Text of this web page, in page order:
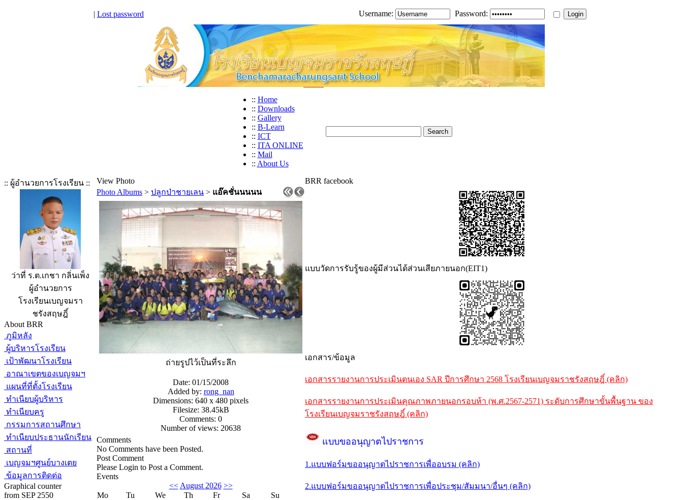
| Lost password Username: Password:
:: Home
:: Downloads
:: Gallery
:: B-Learn
:: ICT
:: ITA ONLINE
:: Mail
:: About Us
:: ผู้อำนวยการโรงเรียน ::
ว่าที่ ร.ต.เกชา กลิ่นเพ็ง
ผู้อำนวยการ
โรงเรียนเบญจมรา
ชรังสฤษฎิ์
About BRR
ภูมิหลัง
ผู้บริหารโรงเรียน
เป้าพัฒนาโรงเรียน
อาณาเขตของเบญจมฯ
แผนที่ที่ตั้งโรงเรียน
ทำเนียบผู้บริหาร
ทำเนียบครู
กรรมการสถานศึกษา
ทำเนียบประธานนักเรียน
สถานที่
เบญจมฯศูนย์บางเตย
ข้อมูลการติดต่อ
Graphical counter
from SEP 2550
View Photo
Photo Albums > ปลูกป่าชายเลน > แอ๊คชั่นนนนน
ถ่ายรูปไว้เป็นที่ระลึก
Date: 01/15/2008
Added by: rong_nan
Dimensions: 640 x 480 pixels
Filesize: 38.45kB
Comments: 0
Number of views: 20638
Comments
No Comments have been Posted.
Post Comment
Please Login to Post a Comment.
Events
<< August 2026 >>
Mo
Tu We Th Fr Sa
Su
BRR facebook
แบบวัดการรับรู้ของผู้มีส่วนได้ส่วนเสียภายนอก(EIT1)
เอกสาร/ข้อมูล
เอกสารรายงานการประเมินตนเอง SAR ปีการศึกษา 2568 โรงเรียนเบญจมราชรังสฤษฎิ์ (คลิก)
เอกสารรายงานการประเมินคุณภาพภายนอกรอบห้า (พ.ศ.2567-2571) ระดับการศึกษาขั้นพื้นฐาน ของ
โรงเรียนเบญจมราชรังสฤษฎิ์ (คลิก)
แบบขออนุญาตไปราชการ
1.แบบฟอร์มขออนุญาตไปราชการเพื่ออบรม (คลิก)
2.แบบฟอร์มขออนุญาตไปราชการเพื่อประชุม/สัมมนา/อื่นๆ (คลิก)